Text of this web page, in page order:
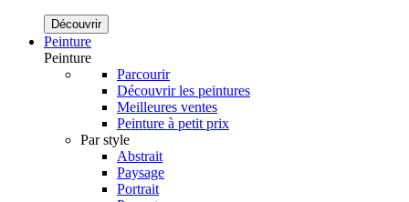
Découvrir
Peinture
Peinture
Parcourir
Découvrir les peintures
Meilleures ventes
Peinture à petit prix
Par style
Abstrait
Paysage
Portrait